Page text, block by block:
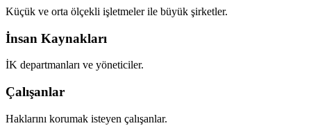
Küçük ve orta ölçekli işletmeler ile büyük şirketler.
İnsan Kaynakları
İK departmanları ve yöneticiler.
Çalışanlar
Haklarını korumak isteyen çalışanlar.